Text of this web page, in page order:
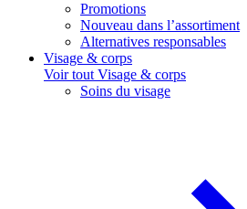
Promotions
Nouveau dans l’assortiment
Alternatives responsables
Visage & corps
Voir tout Visage & corps
Soins du visage